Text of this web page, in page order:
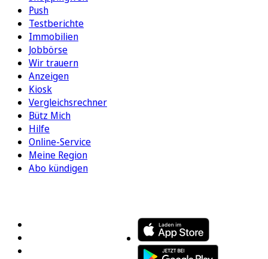
Push
Testberichte
Immobilien
Jobbörse
Wir trauern
Anzeigen
Kiosk
Vergleichsrechner
Bütz Mich
Hilfe
Online-Service
Meine Region
Abo kündigen